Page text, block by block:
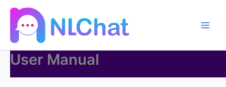
Skip
content
User Manual